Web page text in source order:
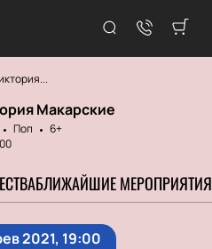
Макарские
Поп
6+
БЛИЖАЙШИЕ МЕРОПРИЯТИЯ